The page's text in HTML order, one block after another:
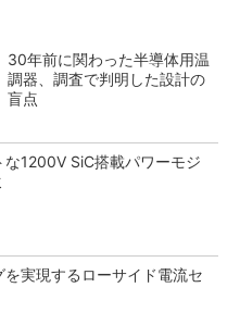
30年前に関わった半導体用温
調器、調査で判明した設計の
盲点
1200V SiC搭載パワーモジ
実現するローサイド電流セ